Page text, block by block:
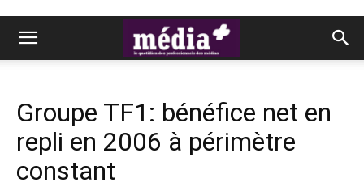
Groupe TF1: bénéfice net en
repli en 2006 à périmètre
constant